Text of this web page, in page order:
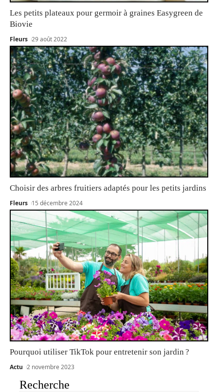
Les petits plateaux pour germoir à graines Easygreen de
Biovie
Fleurs 29 août 2022
Choisir des arbres fruitiers adaptés pour les petits jardins
Fleurs 15 décembre 2024
Pourquoi utiliser TikTok pour entretenir son jardin ?
Actu 2 novembre 2023
Recherche